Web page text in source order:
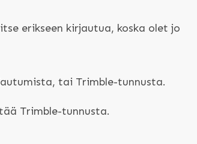
erikseen kirjautua, koska olet jo
tai Trimble-tunnusta.
Trimble-tunnusta.